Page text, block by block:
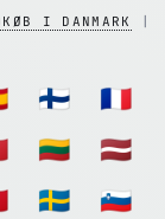
I DANMARK
🇫🇮
🇫🇷
🇱🇹
🇱🇻
🇸🇪 🇸🇮